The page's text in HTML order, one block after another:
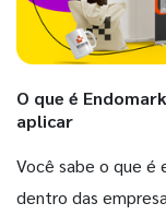
O que é
aplicar
Você sabe o que é
dentro das